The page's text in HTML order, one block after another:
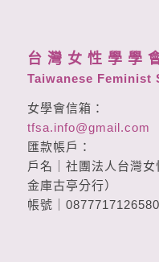
台 灣 女 性 學 學
Taiwanese Feminist
女學會信箱：
tfsa.info@gmail.com
匯款帳戶：
戶名｜社團法人台灣
金庫古亭分行）
帳號｜0877717126580